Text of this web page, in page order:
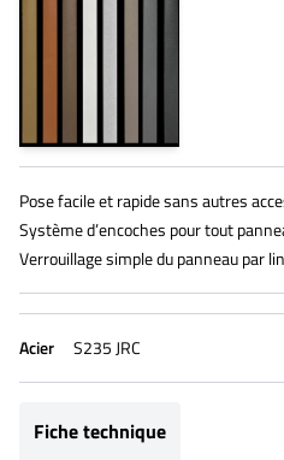
Pose facile et rapide sans autres
Système d’encoches pour tout
Verrouillage simple du panneau par
Acier S235 JRC
Fiche technique